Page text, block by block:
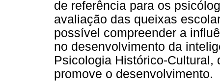
de referência para os
avaliação das queixas
possível compreender a
no desenvolvimento da
Psicologia Histórico-Cultural,
promove o desenvolvimento.